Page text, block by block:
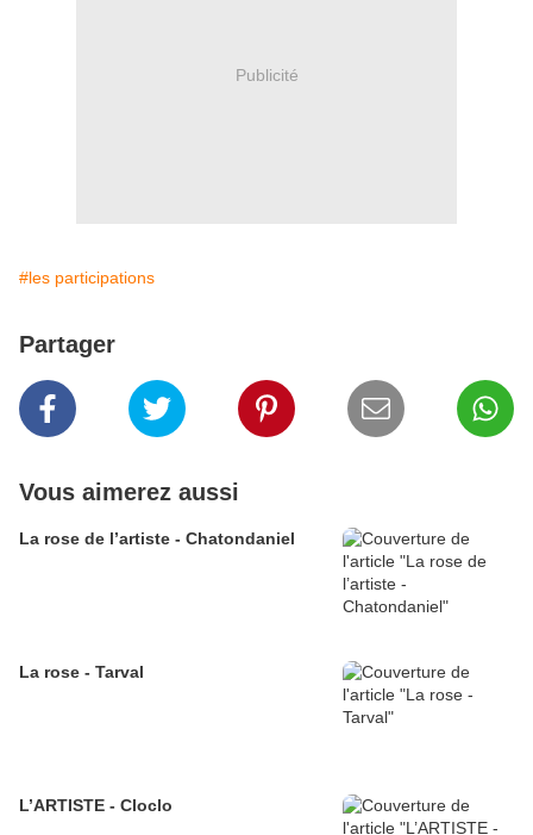
Publicité
#les participations
Partager
Vous aimerez aussi
La rose de l’artiste - Chatondaniel
La rose - Tarval
L’ARTISTE - Cloclo